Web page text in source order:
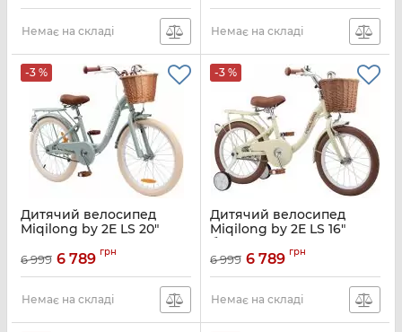
Немає на складі Немає на складі
-3 %
Дитячий велосипед
Miqilong by 2E LS 20"
Артикул: RBB-LS20-OLIVE
6 999 6 789 грн
Немає на складі
-3 %
Дитячий велосипед
Miqilong by 2E LS 16"
бежевий
Артикул: RBB-LS16-BEIGE
6 999 6 789 грн
Немає на складі